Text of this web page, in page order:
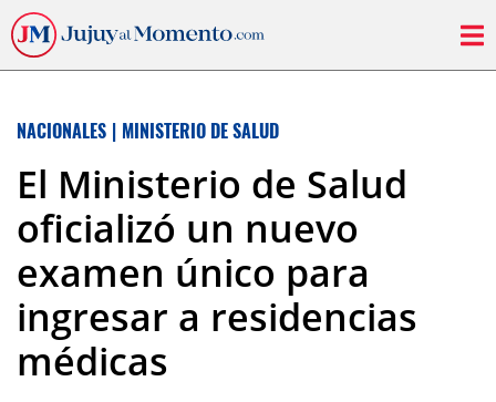
NACIONALES | MINISTERIO DE SALUD
El Ministerio de Salud
oficializó un nuevo
examen único para
ingresar a residencias
médicas